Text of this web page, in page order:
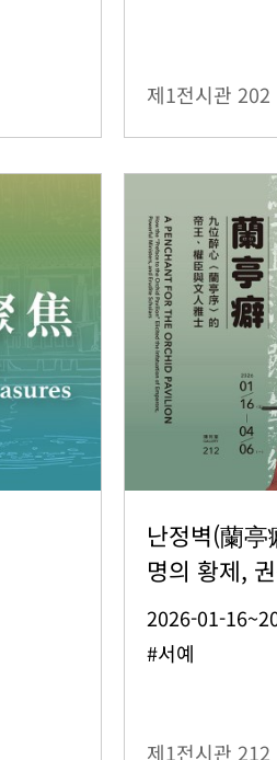
제1전시관 202
난정벽(蘭
명의 황제,
2026-01-
#서예
제1전시관 212